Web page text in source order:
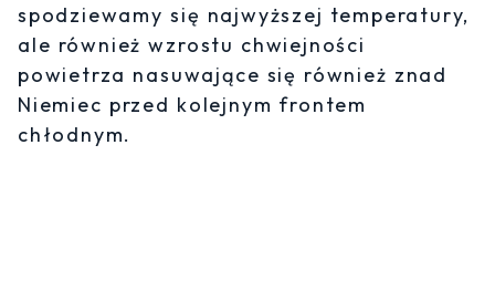
spodziewamy się najwyższej temperatury,
ale również wzrostu chwiejności
powietrza nasuwające się również znad
Niemiec przed kolejnym frontem
chłodnym.